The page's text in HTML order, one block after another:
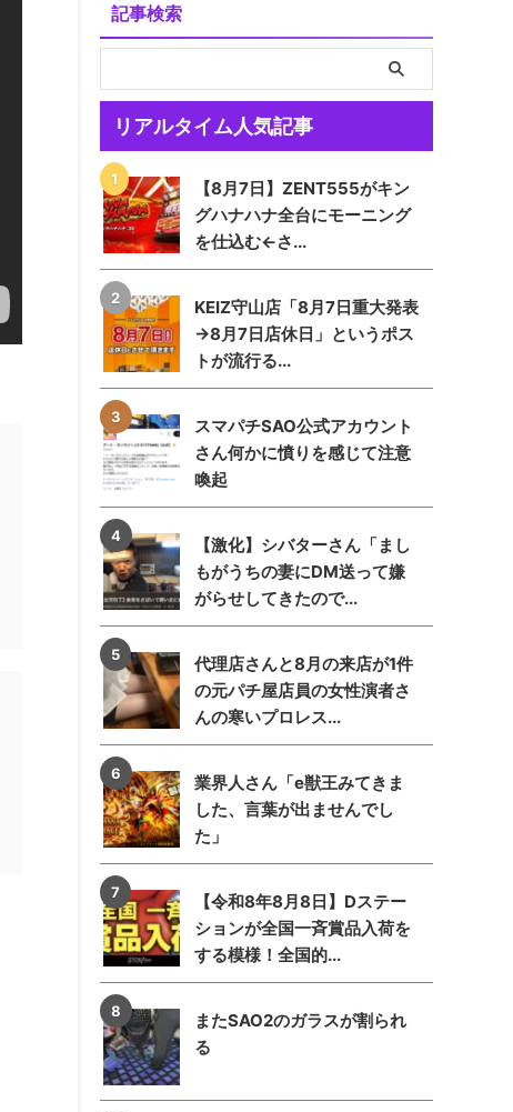
記事検索
リアルタイム人気記事
【8月7日】ZENT555がキン
グハナハナ全台にモーニング
を仕込む←さ...
KEIZ守山店「8月7日重大発表
→8月7日店休日」というポス
トが流行る...
スマパチSAO公式アカウント
さん何かに憤りを感じて注意
喚起
【激化】シバターさん「まし
もがうちの妻にDM送って嫌
がらせしてきたので...
代理店さんと8月の来店が1件
の元パチ屋店員の女性演者さ
んの寒いプロレス...
業界人さん「e獣王みてきま
した、言葉が出ませんでし
た」
【令和8年8月8日】Dステー
ションが全国一斉賞品入荷を
する模様！全国的...
またSAO2のガラスが割られ
る